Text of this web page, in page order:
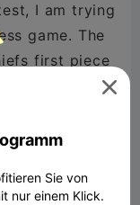
I am trying
game. The
first piece

Sie von
nur einem Klick.